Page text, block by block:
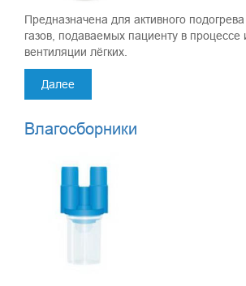
Предназначена для активного
газов, подаваемых пациенту в процессе
вентиляции лёгких.
Далее
Влагосборники